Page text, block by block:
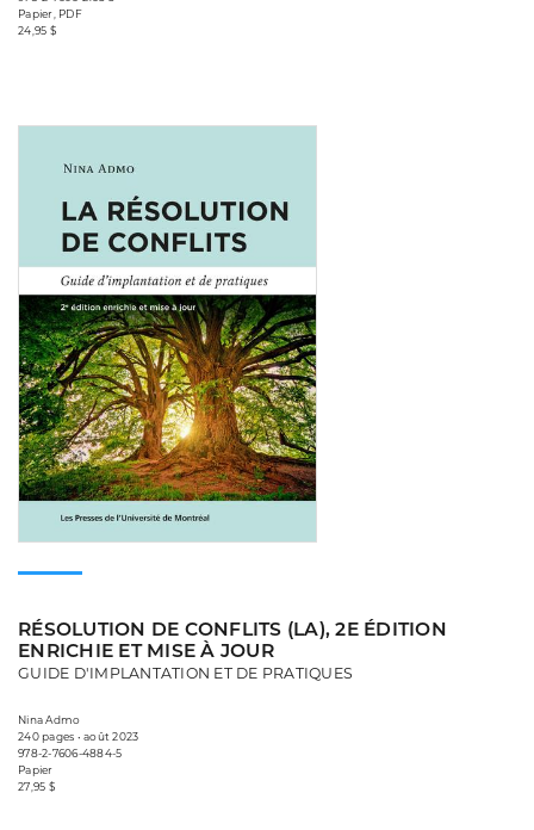
Papier, PDF
24,95 $
RÉSOLUTION DE CONFLITS (LA), 2E ÉDITION
ENRICHIE ET MISE À JOUR
GUIDE D'IMPLANTATION ET DE PRATIQUES
Nina Admo
240 pages • août 2023
978-2-7606-4884-5
Papier
27,95 $